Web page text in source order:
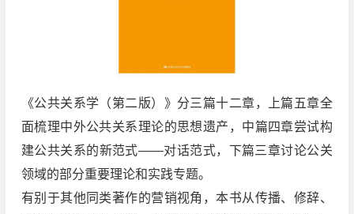
《公共关系学（第二版）》分三篇十二章，上篇五章全
面梳理中外公共关系理论的思想遗产，中篇四章尝试构
建公共关系的新范式——对话范式，下篇三章讨论公关
领域的部分重要理论和实践专题。
有别于其他同类著作的营销视角，本书从传播、修辞、